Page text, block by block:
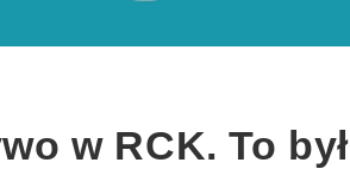
w RCK. To był